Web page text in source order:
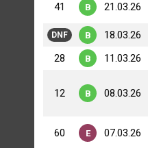
41 B 21.03.26
DNF B 18.03.26
28 B 11.03.26
12 B 08.03.26
60 E 07.03.26